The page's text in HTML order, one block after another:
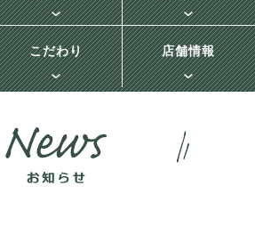
こだわり 店舗情報